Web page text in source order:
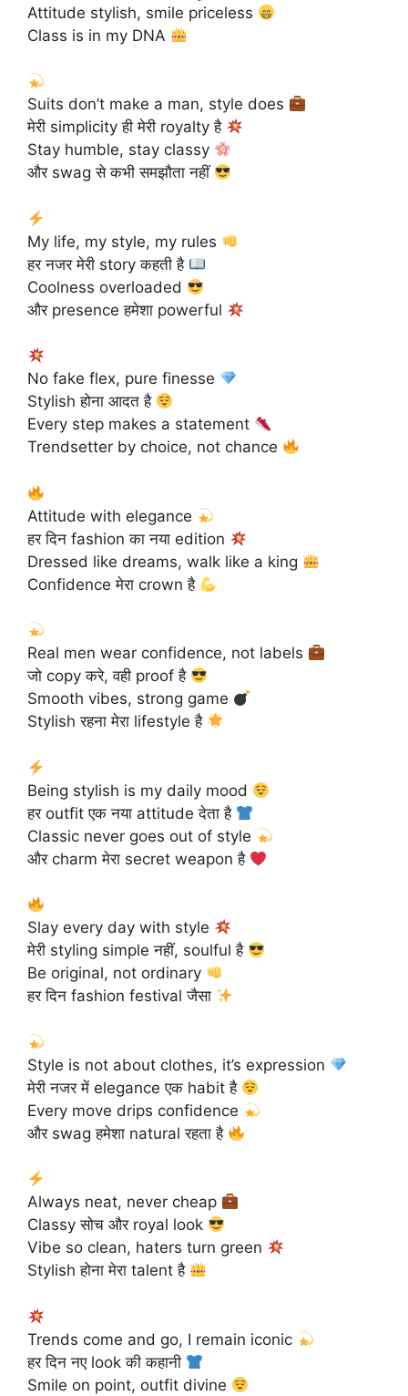
Attitude stylish, smile priceless
Class is in my DNA
Suits don’t make a man, style does
मेरी simplicity ही मेरी royalty है
Stay humble, stay classy
और swag से कभी समझौता नहीं
My life, my style, my rules
हर नजर मेरी story कहती है
Coolness overloaded
और presence हमेशा powerful
No fake flex, pure finesse
Stylish होना आदत है
Every step makes a statement
Trendsetter by choice, not chance
Attitude with elegance
हर दिन fashion का नया edition
Dressed like dreams, walk like a king
Confidence मेरा crown है
Real men wear confidence, not labels
जो copy करे, वही proof है
Smooth vibes, strong game
Stylish रहना मेरा lifestyle है
Being stylish is my daily mood
हर outfit एक नया attitude देता है
Classic never goes out of style
और charm मेरा secret weapon है
Slay every day with style
मेरी styling simple नहीं, soulful है
Be original, not ordinary
हर दिन fashion festival जैसा
Style is not about clothes, it’s expression
मेरी नजर में elegance एक habit है
Every move drips confidence
और swag हमेशा natural रहता है
Always neat, never cheap
Classy सोच और royal look
Vibe so clean, haters turn green
Stylish होना मेरा talent है
Trends come and go, I remain iconic
हर दिन नए look की कहानी
Smile on point, outfit divine